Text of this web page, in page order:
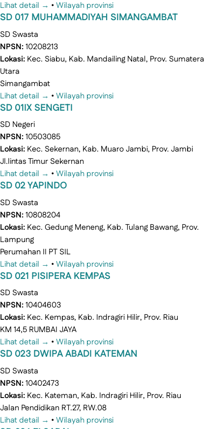
Lihat detail → • Wilayah provinsi
SD 017 MUHAMMADIYAH SIMANGAMBAT
SD Swasta
NPSN:10208213
Lokasi: Kec. Siabu, Kab. Mandailing Natal, Prov. Sumatera
Utara
Simangambat
Lihat detail → • Wilayah provinsi
SD 01IX SENGETI
SD Negeri
NPSN:10503085
Lokasi: Kec. Sekernan, Kab. Muaro Jambi, Prov. Jambi
Jl.lintas Timur Sekernan
Lihat detail → • Wilayah provinsi
SD 02 YAPINDO
SD Swasta
NPSN:10808204
Lokasi: Kec. Gedung Meneng, Kab. Tulang Bawang, Prov.
Lampung
Perumahan II PT SIL
Lihat detail → • Wilayah provinsi
SD 021 PISIPERA KEMPAS
SD Swasta
NPSN:10404603
Lokasi: Kec. Kempas, Kab. Indragiri Hilir, Prov. Riau
KM 14,5 RUMBAI JAYA
Lihat detail → • Wilayah provinsi
SD 023 DWIPA ABADI KATEMAN
SD Swasta
NPSN:10402473
Lokasi: Kec. Kateman, Kab. Indragiri Hilir, Prov. Riau
Jalan Pendidikan RT.27, RW.08
Lihat detail → • Wilayah provinsi